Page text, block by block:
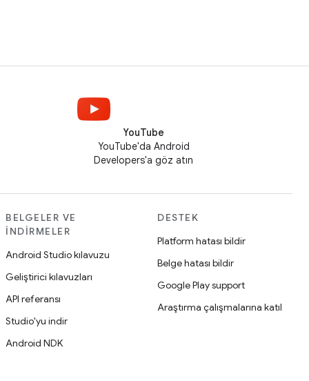
YouTube
YouTube'da Android
Developers'a göz atın
BELGELER VE
İNDIRMELER
Android Studio kılavuzu
Geliştirici kılavuzları
API referansı
Studio'yu indir
Android NDK
DESTEK
Platform hatası bildir
Belge hatası bildir
Google Play support
Araştırma çalışmalarına katıl